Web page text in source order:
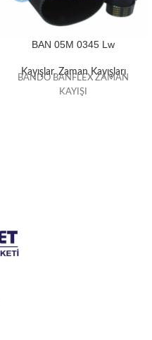
BAN 05M 0345 Lw
Kayışlar,Zaman Kayışları
BANDO BANFLEX ZAMAN
KAYIŞI